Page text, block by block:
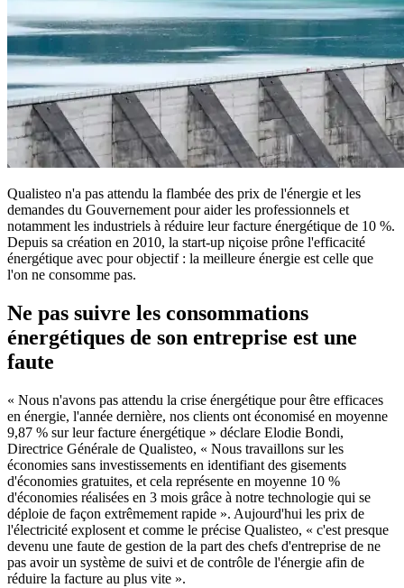
Qualisteo n'a pas attendu la flambée des prix de l'énergie et les
demandes du Gouvernement pour aider les professionnels et
notamment les industriels à réduire leur facture énergétique de 10 %.
Depuis sa création en 2010, la start-up niçoise prône l'efficacité
énergétique avec pour objectif : la meilleure énergie est celle que
l'on ne consomme pas.
Ne pas suivre les consommations
énergétiques de son entreprise est une
faute
« Nous n'avons pas attendu la crise énergétique pour être efficaces
en énergie, l'année dernière, nos clients ont économisé en moyenne
9,87 % sur leur facture énergétique » déclare Elodie Bondi,
Directrice Générale de Qualisteo, « Nous travaillons sur les
économies sans investissements en identifiant des gisements
d'économies gratuites, et cela représente en moyenne 10 %
d'économies réalisées en 3 mois grâce à notre technologie qui se
déploie de façon extrêmement rapide ». Aujourd'hui les prix de
l'électricité explosent et comme le précise Qualisteo, « c'est presque
devenu une faute de gestion de la part des chefs d'entreprise de ne
pas avoir un système de suivi et de contrôle de l'énergie afin de
réduire la facture au plus vite ».